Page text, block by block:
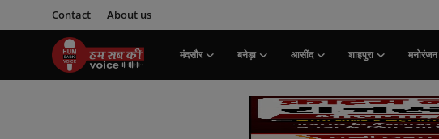
Contact About us
मंदसौर बनेड़ा आसींद शाहपुरा मनोरंजन